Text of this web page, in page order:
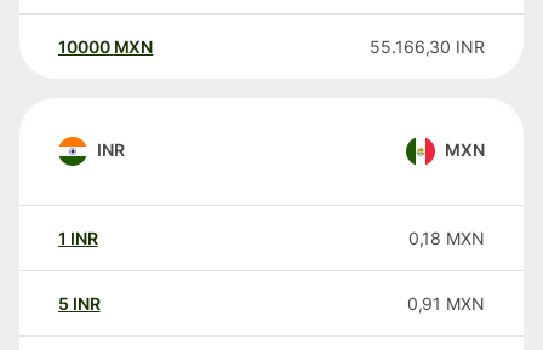
10000 MXN 55.166,30 INR
INR MXN
1 INR 0,18 MXN
5 INR 0,91 MXN